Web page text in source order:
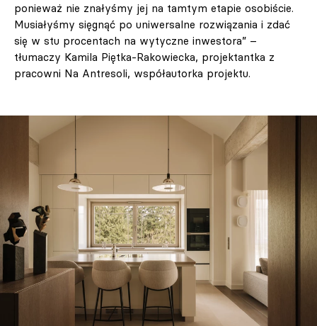
ponieważ nie znałyśmy jej na tamtym etapie osobiście.
Musiałyśmy sięgnąć po uniwersalne rozwiązania i zdać
się w stu procentach na wytyczne inwestora” –
tłumaczy Kamila Piętka-Rakowiecka, projektantka z
pracowni Na Antresoli, współautorka projektu.